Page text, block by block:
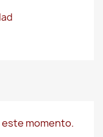
momento.